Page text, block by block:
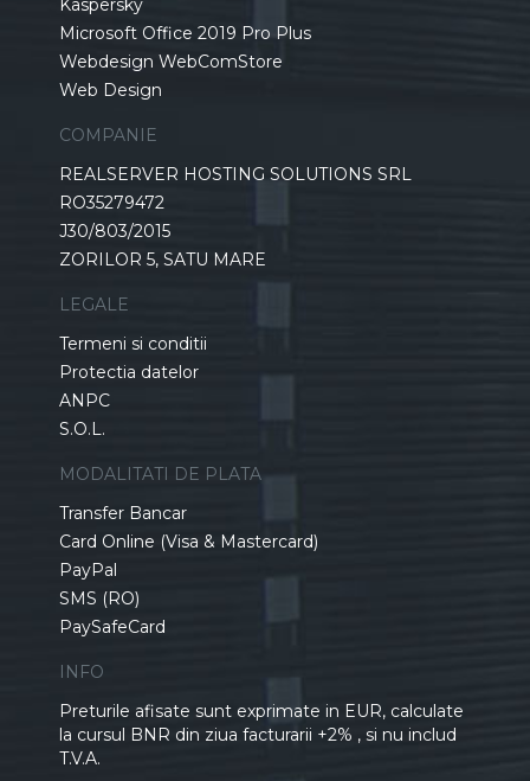
Kaspersky
Microsoft Office 2019 Pro Plus
Webdesign WebComStore
Web Design
COMPANIE
REALSERVER HOSTING SOLUTIONS SRL
RO35279472
J30/803/2015
ZORILOR 5, SATU MARE
LEGALE
Termeni si conditii
Protectia datelor
ANPC
S.O.L.
MODALITATI DE PLATA
Transfer Bancar
Card Online (Visa & Mastercard)
PayPal
SMS (RO)
PaySafeCard
INFO
Preturile afisate sunt exprimate in EUR, calculate
la cursul BNR din ziua facturarii +2% , si nu includ
T.V.A.